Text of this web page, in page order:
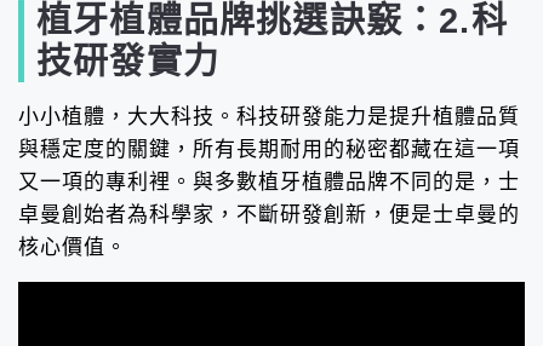
植牙植體品牌挑選訣竅：2.科
技研發實力
小小植體，大大科技。科技研發能力是提升植體品質
與穩定度的關鍵，所有長期耐用的秘密都藏在這一項
又一項的專利裡。與多數植牙植體品牌不同的是，士
卓曼創始者為科學家，不斷研發創新，便是士卓曼的
核心價值。